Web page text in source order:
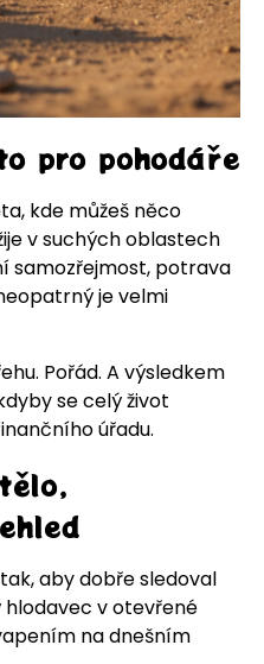
pro pohodáře
kde můžeš něco
v suchých oblastech
samozřejmost, potrava
je velmi
Pořád. A výsledkem
se celý život
úřadu.
aby dobře sledoval
hlodavec v otevřené
na dnešním